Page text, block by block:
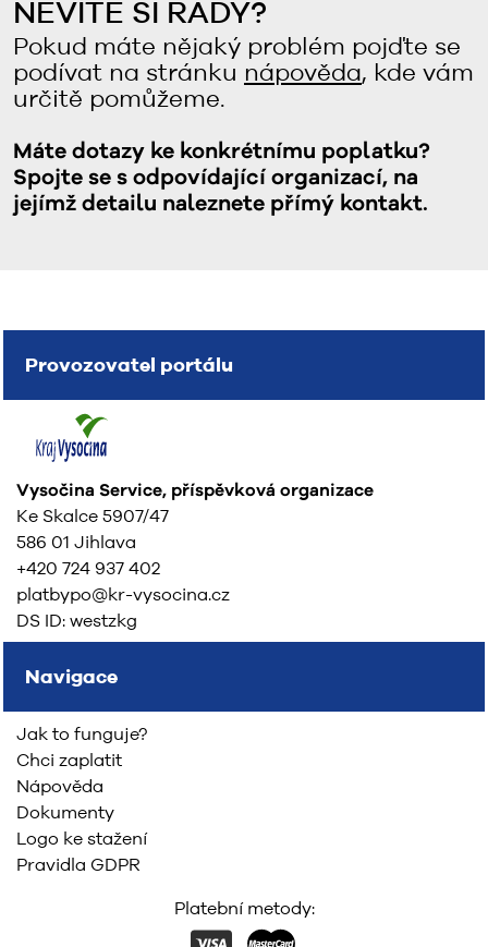
NEVÍTE SI RADY?
Pokud máte nějaký problém pojďte se
podívat na stránku nápověda, kde vám
určitě pomůžeme.
Máte dotazy ke konkrétnímu poplatku?
Spojte se s odpovídající organizací, na
jejímž detailu naleznete přímý kontakt.
Provozovatel portálu
Vysočina Service, příspěvková organizace
Ke Skalce 5907/47
586 01 Jihlava
+420 724 937 402
platbypo@kr-vysocina.cz
DS ID: westzkg
Navigace
Jak to funguje?
Chci zaplatit
Nápověda
Dokumenty
Logo ke stažení
Pravidla GDPR
Platební metody: